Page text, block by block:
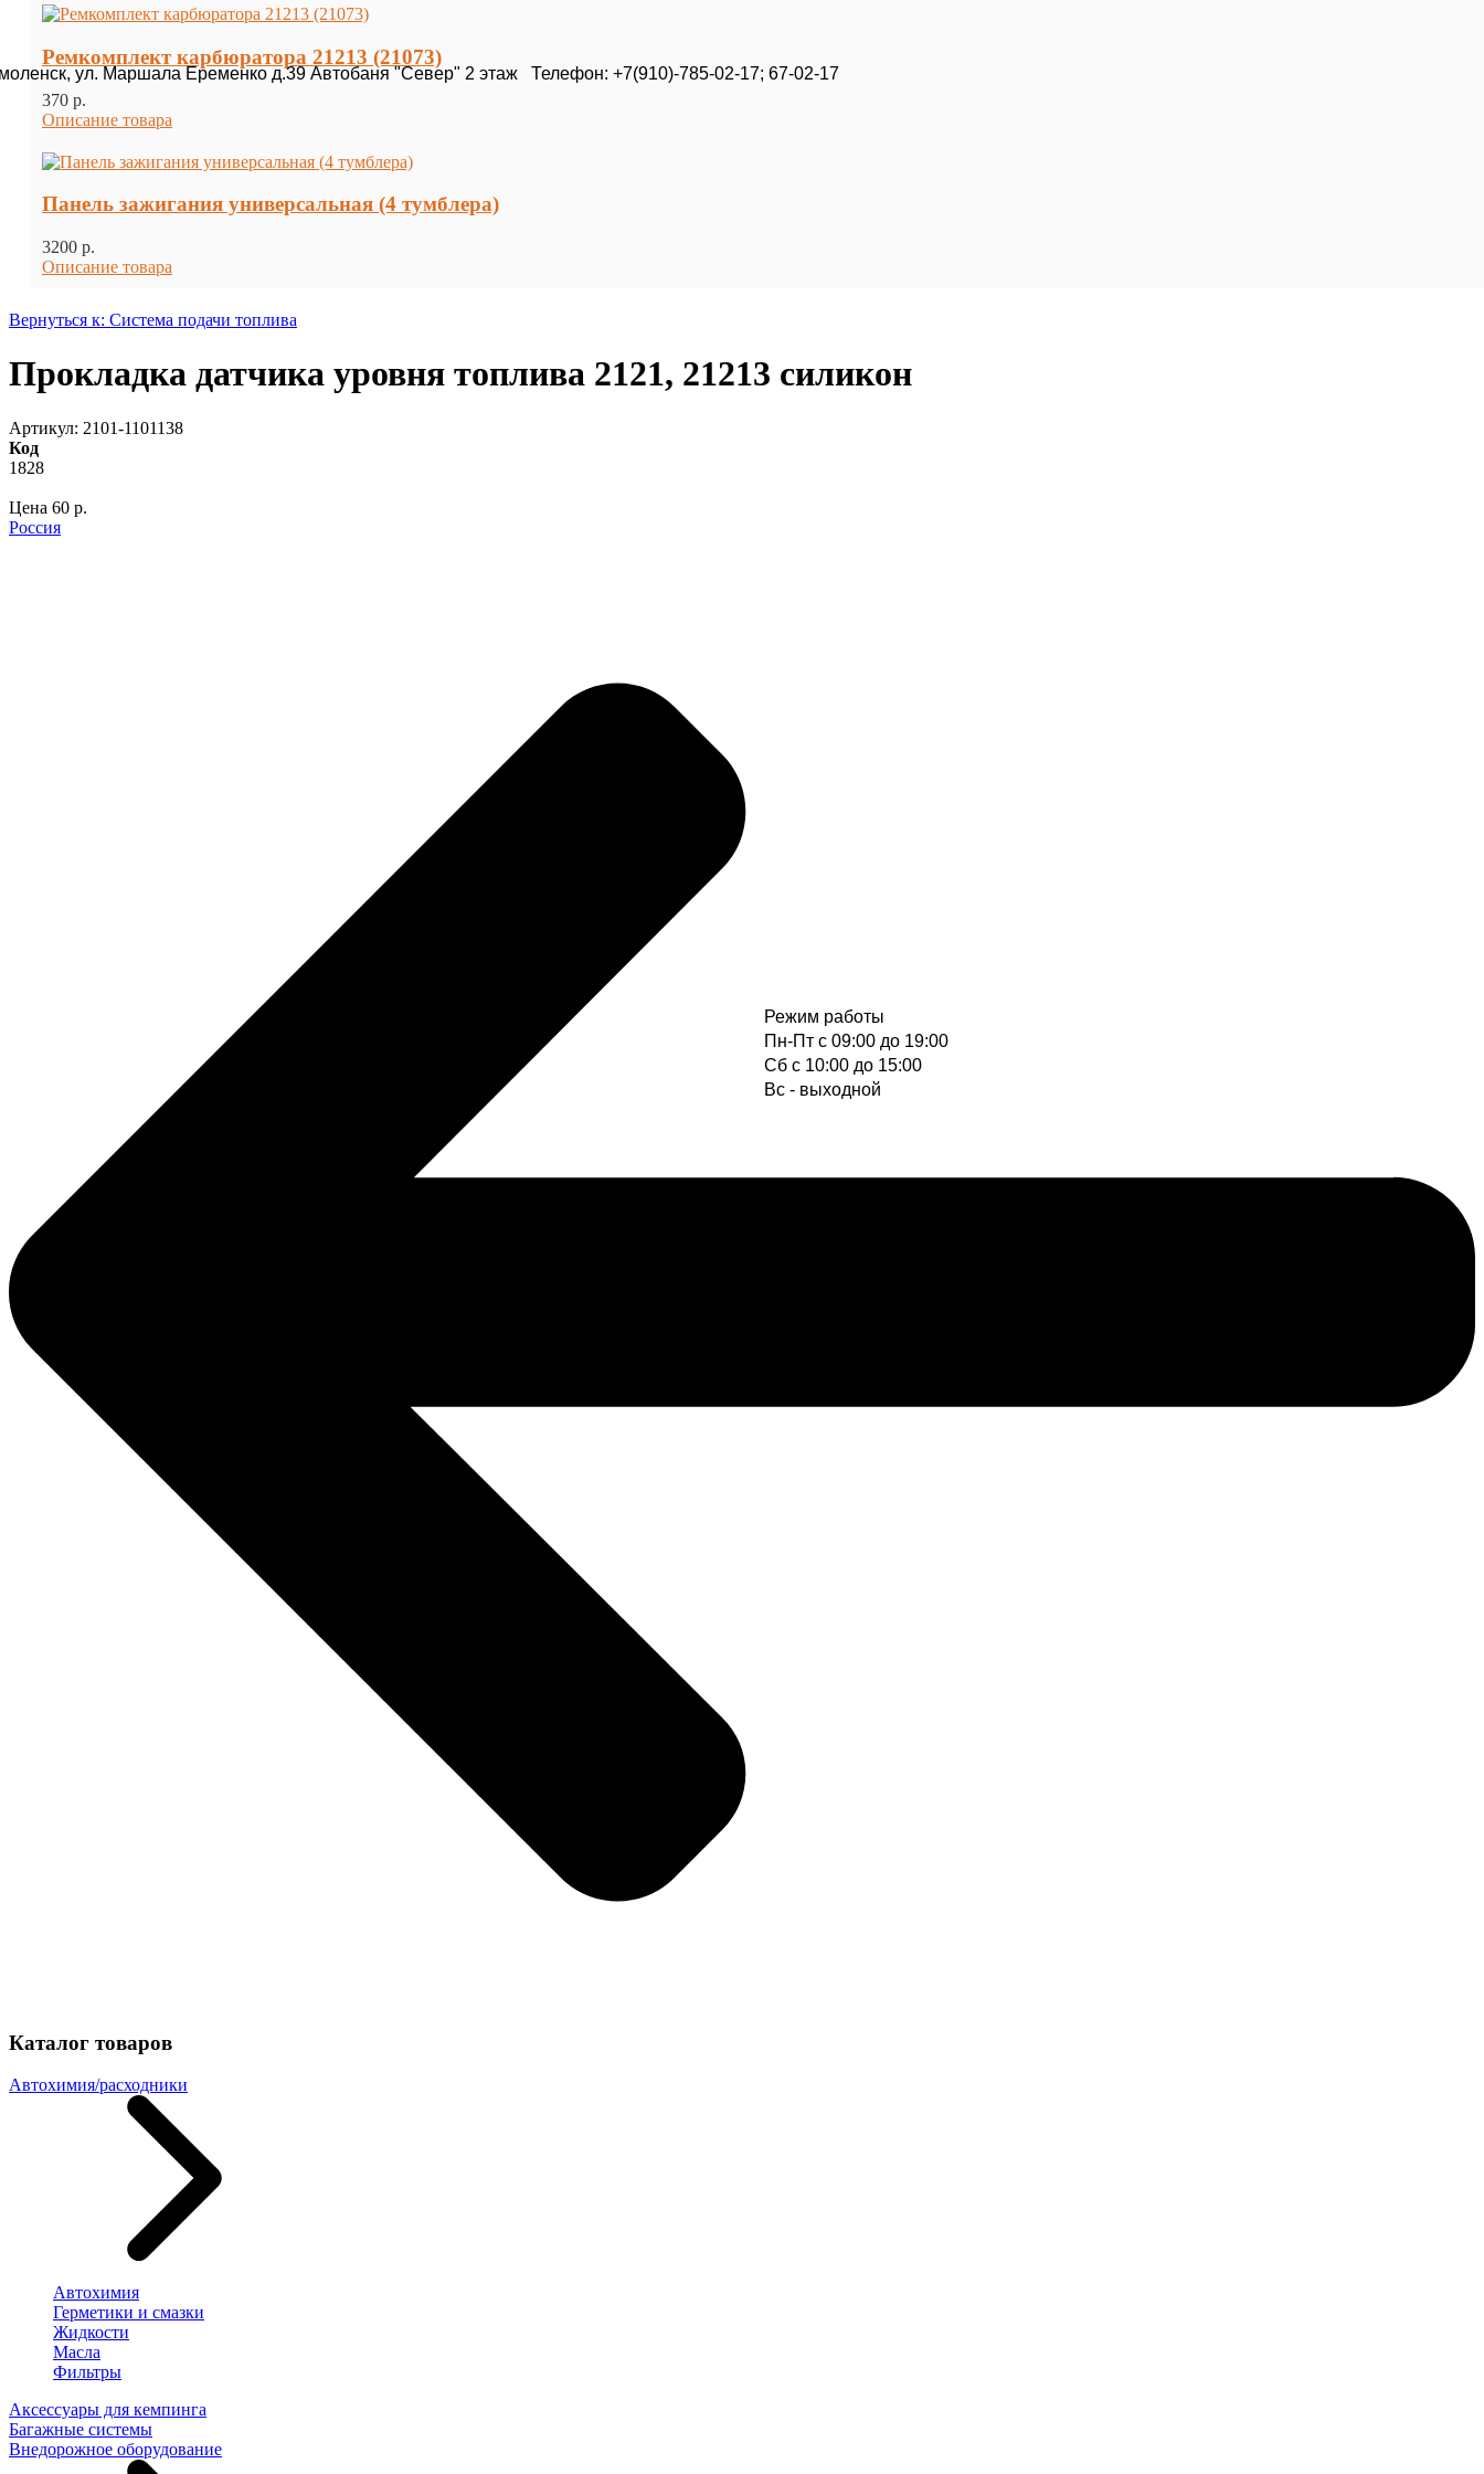
Режим работы
Пн-Пт с 09:00 до 19:00
Cб с 10:00 до 15:00
Вс - выходной
ул. Маршала Еременко д.39 Автобаня "Север" 2 этаж Телефон: +7(910)-785-02-17; 67-02-17
Ремкомплект карбюратора 21213 (21073)
370 p.
Описание товара
Панель зажигания универсальная (4 тумблера)
3200 p.
Описание товара
Вернуться к: Система подачи топлива
Прокладка датчика уровня топлива 2121, 21213 силикон
Артикул: 2101-1101138
Код
1828
Цена 60 p.
Россия
Каталог товаров
Автохимия/расходники
Автохимия
Герметики и смазки
Жидкости
Масла
Фильтры
Аксессуары для кемпинга
Багажные системы
Внедорожное оборудование